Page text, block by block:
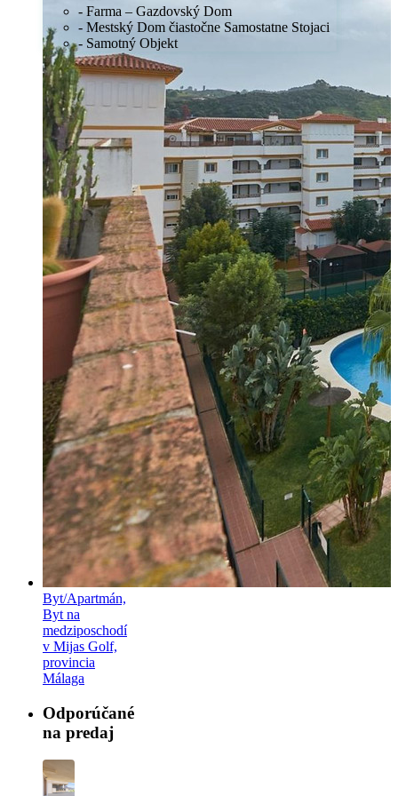
- Farma – Gazdovský Dom
- Mestský Dom čiastočne Samostatne Stojaci
- Samotný Objekt
Byt/Apartmán,
Byt na
medziposchodí
v Mijas Golf,
provincia
Málaga
Odporúčané
na predaj